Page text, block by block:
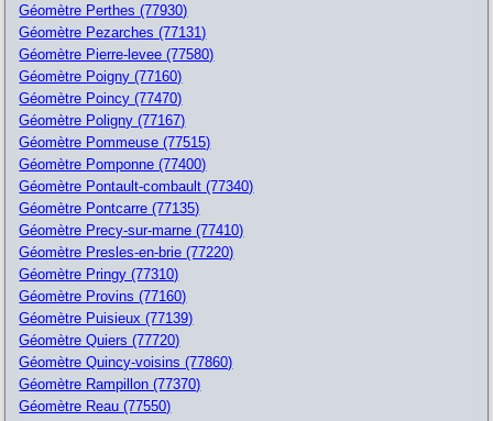
Géomètre Perthes (77930)
Géomètre Pezarches (77131)
Géomètre Pierre-levee (77580)
Géomètre Poigny (77160)
Géomètre Poincy (77470)
Géomètre Poligny (77167)
Géomètre Pommeuse (77515)
Géomètre Pomponne (77400)
Géomètre Pontault-combault (77340)
Géomètre Pontcarre (77135)
Géomètre Precy-sur-marne (77410)
Géomètre Presles-en-brie (77220)
Géomètre Pringy (77310)
Géomètre Provins (77160)
Géomètre Puisieux (77139)
Géomètre Quiers (77720)
Géomètre Quincy-voisins (77860)
Géomètre Rampillon (77370)
Géomètre Reau (77550)